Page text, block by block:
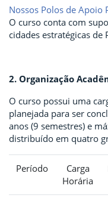
Nossos Polos de Apoio
O curso conta com
cidades estratégicas de
2. Organização
O curso possui uma
planejada para ser
anos (9 semestres) e
distribuído em quatro
Período
Carga
Horária